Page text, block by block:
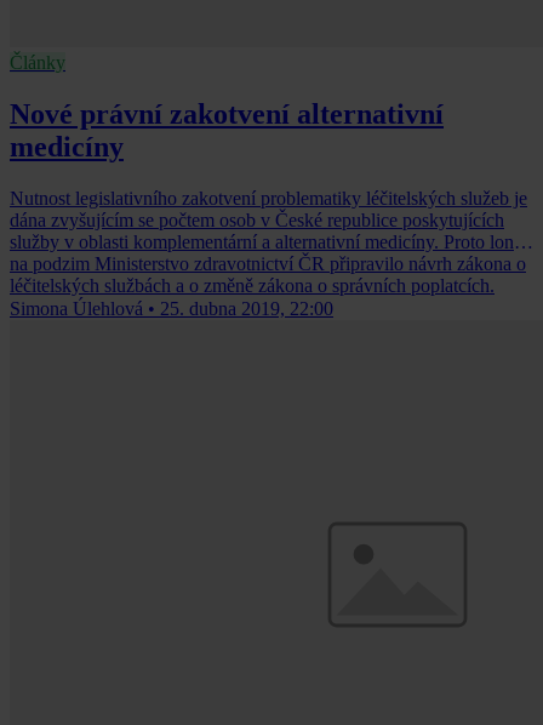
Články
Nové právní zakotvení alternativní
medicíny
Nutnost legislativního zakotvení problematiky léčitelských služeb je
dána zvyšujícím se počtem osob v České republice poskytujících
služby v oblasti komplementární a alternativní medicíny. Proto loni
na podzim Ministerstvo zdravotnictví ČR připravilo návrh zákona o
léčitelských službách a o změně zákona o správních poplatcích.
Simona Úlehlová • 25. dubna 2019, 22:00